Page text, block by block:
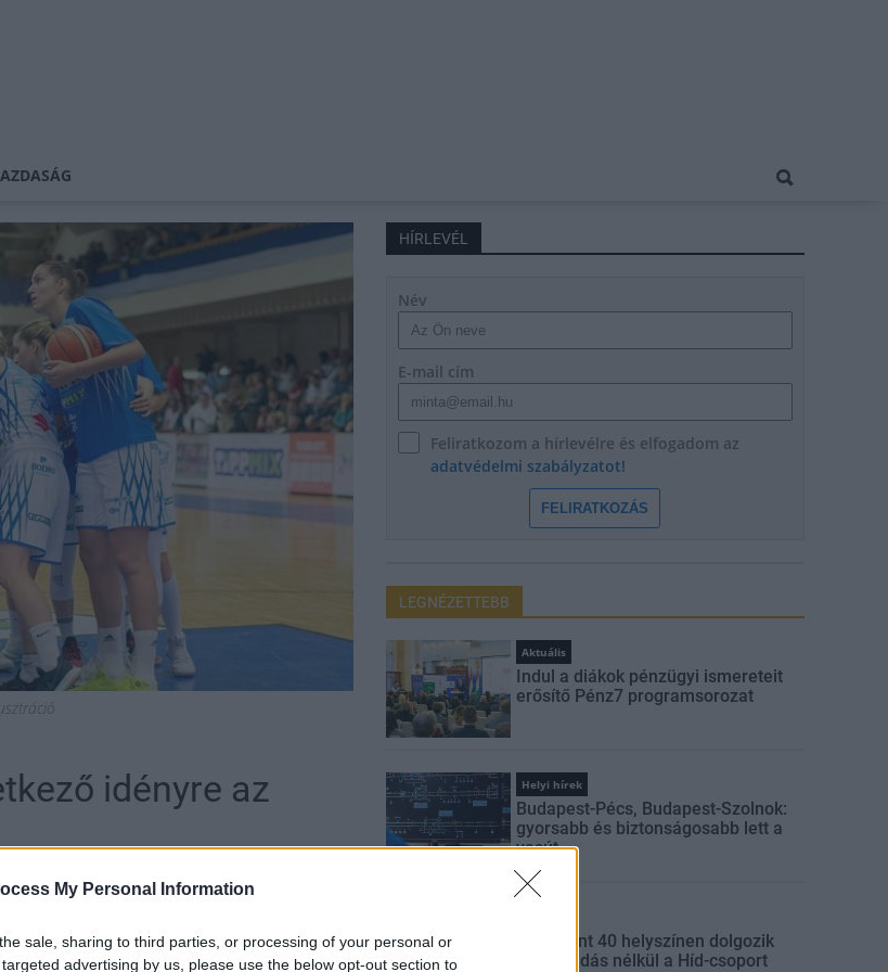
My Personal Information
sale, sharing to third parties, or processing of your personal or
advertising by us, please use the below opt-out section to
idényre az
HÍRLEVÉL
Név
E-mail cím
Feliratkozom a hírlevélre és elfogadom az
adatvédelmi szabályzatot!
FELIRATKOZÁS
LEGNÉZETTEBB
Aktuális
Indul a diákok pénzügyi ismereteit
erősítő Pénz7 programsorozat
Helyi hírek
Budapest-Pécs, Budapest-Szolnok:
gyorsabb és biztonságosabb lett a
vasút
Több mint 40 helyszínen dolgozik
fennakadás nélkül a Híd-csoport